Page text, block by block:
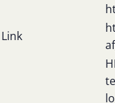
Link